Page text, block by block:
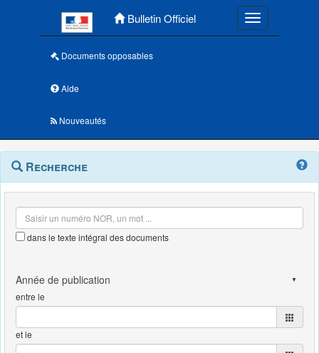
Bulletin Officiel Toggle
Documents opposables
Aide
Nouveautés
Navigation
outils
Menu
contextuel
Recherche
dans le texte intégral des documents
entre le
et le